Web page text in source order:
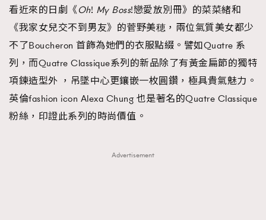
看近來的日劇《Oh! My Boss!戀愛放別冊》的菜菜緒和
《我家女兒交不到男友》的菅野美穂，兩位氣質美女都少
不了Boucheron 首飾為她們的衣服點綴。譬如Quatre 系
列，而Quatre Classique系列的新品除了有黃金扁節的獨特
項鍊造型外 ，吊墜中心更鑲嵌一枚圓鑽，極具貴氣魅力。
英倫fashion icon Alexa Chung 也是著名的Quatre Classique
粉絲，印證此系列的時尚價值。
Advertisement